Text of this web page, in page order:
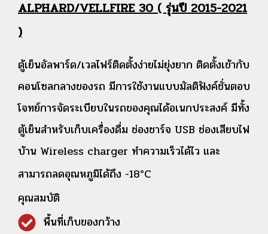
ALPHARD/VELLFIRE 30 ( รุ่นปี 2015-2021
)
ตู้เย็นอัลพาร์ด/เวลไฟร์ติดตั้งง่ายไม่ยุ่งยาก ติดตั้งเข้ากับ
คอนโซลกลางของรถ มีการใช้งานแบบมัลติฟังค์ชั่นตอบ
โจทย์การจัดระเบียบในรถของคุณได้อเนกประสงค์ มีทั้ง
ตู้เย็นสำหรับเก็บเครื่องดื่ม ช่องชาร์จ USB ช่องเสียบไฟ
บ้าน Wireless charger ทำความเร็วได้ไว และ
สามารถลดอุณหภูมิได้ถึง -18°C
คุณสมบัติ
พื้นที่เก็บของกว้าง